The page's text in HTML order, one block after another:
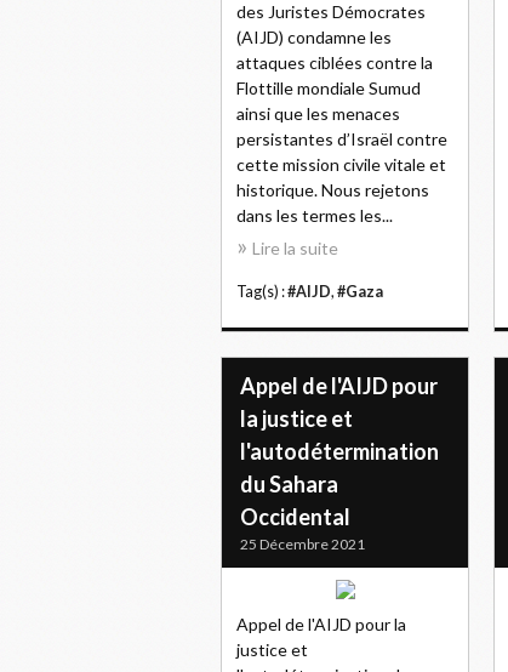
des Juristes Démocrates
(AIJD) condamne les
attaques ciblées contre la
Flottille mondiale Sumud
ainsi que les menaces
persistantes d’Israël contre
cette mission civile vitale et
historique. Nous rejetons
dans les termes les...
Lire la suite
Tag(s) :#AIJD, #Gaza
Appel de l'AIJD pour
la justice et
l'autodétermination
du Sahara
Occidental
25 Décembre 2021
Appel de l'AIJD pour la
justice et